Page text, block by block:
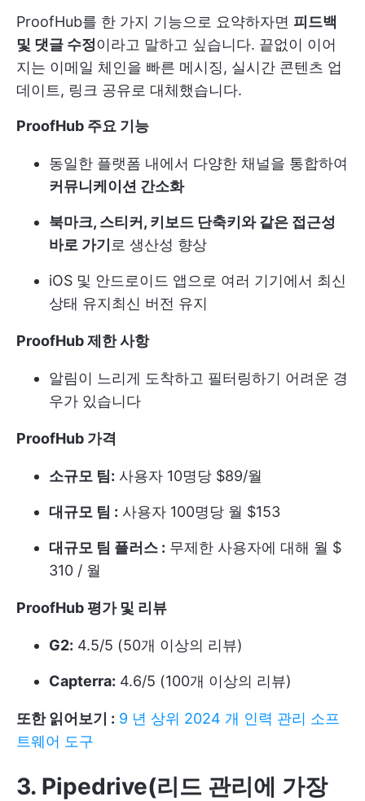
ProofHub를 한 가지 기능으로 요약하자면 피드백
및 댓글 수정이라고 말하고 싶습니다. 끝없이 이어
지는 이메일 체인을 빠른 메시징, 실시간 콘텐츠 업
데이트, 링크 공유로 대체했습니다.
ProofHub 주요 기능
동일한 플랫폼 내에서 다양한 채널을 통합하여
커뮤니케이션 간소화
북마크, 스티커, 키보드 단축키와 같은 접근성
바로 가기 로 생산성 향상
iOS 및 안드로이드 앱으로 여러 기기에서 최신
상태 유지최신 버전 유지
ProofHub 제한 사항
알림이 느리게 도착하고 필터링하기 어려운 경
우가 있습니다
ProofHub 가격
소규모 팀: 사용자 10명당 $89/월
대규모 팀 : 사용자 100명당 월 $153
대규모 팀 플러스 : 무제한 사용자에 대해 월 $
310 / 월
ProofHub 평가 및 리뷰
G2: 4.5/5 (50개 이상의 리뷰)
Capterra: 4.6/5 (100개 이상의 리뷰)
또한 읽어보기 : 9 년 상위 2024 개 인력 관리 소프
트웨어 도구
3. Pipedrive(리드 관리에 가장